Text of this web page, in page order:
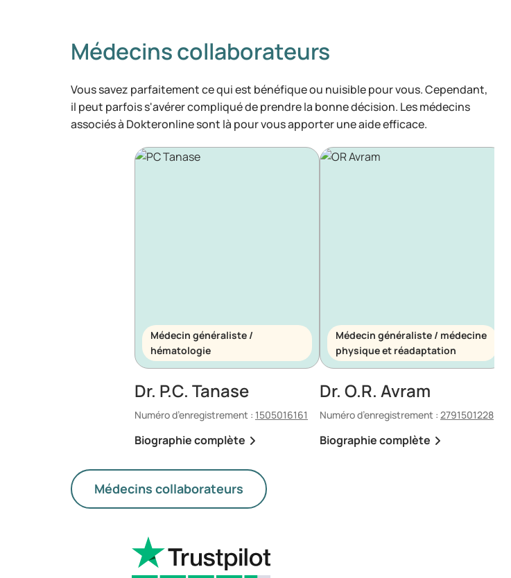
Médecins collaborateurs
Vous savez parfaitement ce qui est bénéfique ou nuisible pour vous. Cependant,
il peut parfois s'avérer compliqué de prendre la bonne décision. Les médecins
associés à Dokteronline sont là pour vous apporter une aide efficace.
Médecin généraliste /
hématologie
Dr. P.C. Tanase
Numéro d’enregistrement : 1505016161
Biographie complète
Médecin généraliste / médecine
physique et réadaptation
Dr. O.R. Avram
Numéro d’enregistrement : 2791501228
Biographie complète
Médecins collaborateurs